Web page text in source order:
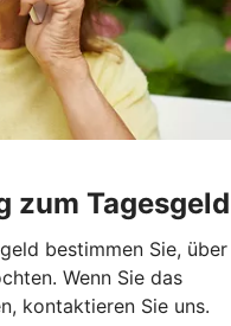
zum Tagesgeld
bestimmen Sie, über
Wenn Sie das
kontaktieren Sie uns.